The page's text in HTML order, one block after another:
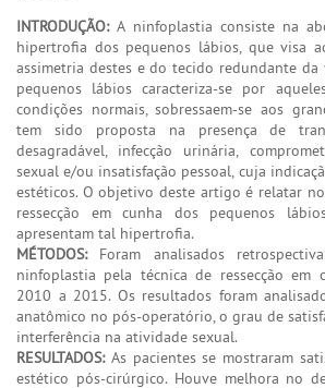
INTRODUÇÃO:A ninfoplastia consiste na
hipertrofia dos pequenos lábios, que visa
assimetria destes e do tecido redundante
pequenos lábios caracteriza-se por
condições normais, sobressaem-se aos
tem sido proposta na presença de
desagradável, infecção urinária,
sexual e/ou insatisfação pessoal, cuja
estéticos. O objetivo deste artigo é relatar
ressecção em cunha dos pequenos
apresentam tal hipertrofia.
MÉTODOS:Foram analisados
ninfoplastia pela técnica de ressecção em
2010 a 2015. Os resultados foram
anatômico no pós-operatório, o grau de
interferência na atividade sexual.
RESULTADOS:As pacientes se mostraram
estético pós-cirúrgico. Houve melhora no